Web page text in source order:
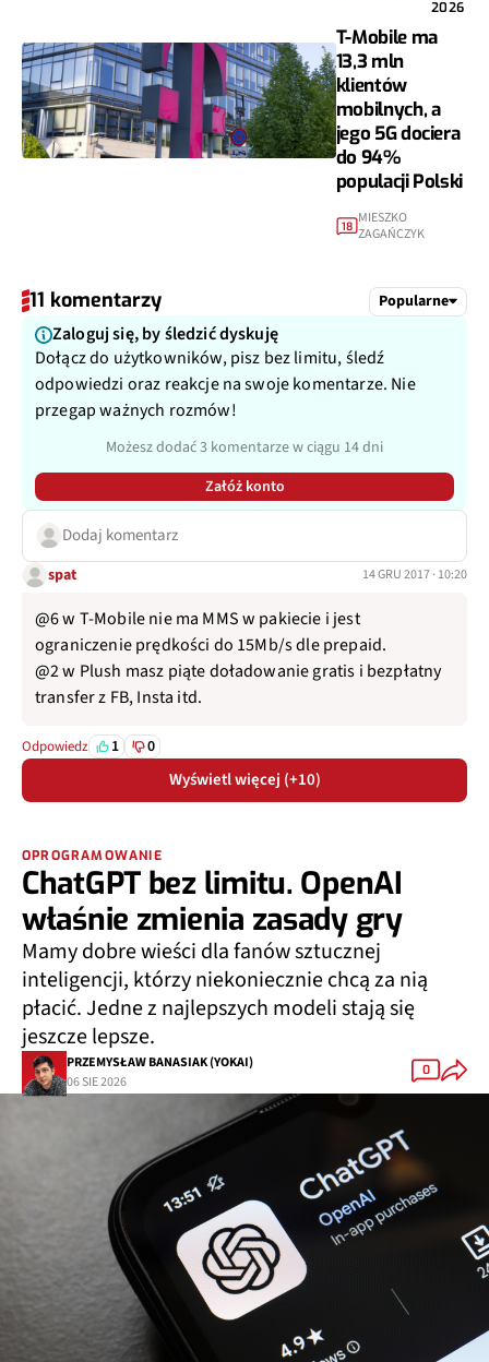
2026
T-Mobile ma
13,3 mln
klientów
mobilnych, a
jego 5G dociera
do 94%
populacji Polski
18 MIESZKO
ZAGAŃCZYK
11 komentarzy Popularne
Zaloguj się, by śledzić dyskuję
Dołącz do użytkowników, pisz bez limitu, śledź
odpowiedzi oraz reakcje na swoje komentarze. Nie
przegap ważnych rozmów!
Możesz dodać 3 komentarze w ciągu 14 dni
Załóż konto
Dodaj komentarz
spat 14 GRU 2017 · 10:20
@6 w T-Mobile nie ma MMS w pakiecie i jest
ograniczenie prędkości do 15Mb/s dle prepaid.
@2 w Plush masz piąte doładowanie gratis i bezpłatny
transfer z FB, Insta itd.
Odpowiedz 1 0
Wyświetl więcej (+10)
OPROGRAMOWANIE
ChatGPT bez limitu. OpenAI
właśnie zmienia zasady gry
Mamy dobre wieści dla fanów sztucznej
inteligencji, którzy niekoniecznie chcą za nią
płacić. Jedne z najlepszych modeli stają się
jeszcze lepsze.
PRZEMYSŁAW BANASIAK (YOKAI)
06 SIE 2026
0